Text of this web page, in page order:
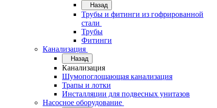
Назад
Трубы и фитинги из гофрированной
стали
Трубы
Фитинги
Канализация
Назад
Канализация
Шумопоглощающая канализация
Трапы и лотки
Инсталляции для подвесных унитазов
Насосное оборудование